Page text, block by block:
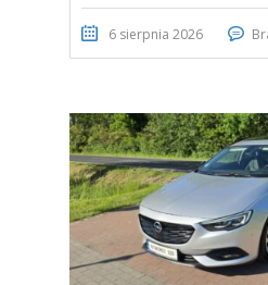
6 sierpnia 2026